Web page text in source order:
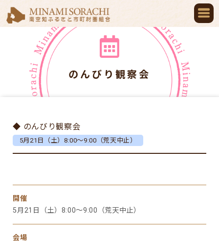
のんびり観察会
◆ のんびり観察会
5月21日（土）8:00～9:00（荒天中止）
開催
5月21日（土）8:00～9:00（荒天中止）
会場